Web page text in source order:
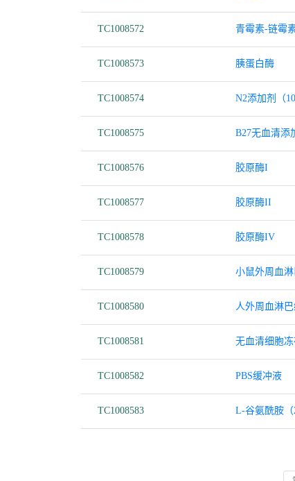
TC1008572 青霉素-链霉
TC1008573 胰蛋白酶
TC1008574 N2添加剂（
TC1008575 B27无血清添
TC1008576 胶原酶I
TC1008577 胶原酶II
TC1008578 胶原酶IV
TC1008579 小鼠外周血
TC1008580 人外周血淋
TC1008581 无血清细胞
TC1008582 PBS缓冲液
TC1008583 L-谷氨酰胺（